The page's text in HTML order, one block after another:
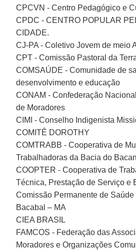
CPCVN - Centro Pedagógico e
CPDC - CENTRO POPULAR
CIDADE.
CJ-PA - Coletivo Jovem de meio
CPT - Comissão Pastoral da
COMSAÚDE - Comunidade de
desenvolvimento e educação
CONAM - Confederação
de Moradores
CIMI - Conselho Indigenista
COMITÊ DOROTHY
COMTRABB - Cooperativa de
Trabalhadoras da Bacia do
COOPTER - Cooperativa de
Técnica, Prestação de Serviço e
Comissão Permanente de
Bacabal – MA
CIEA BRASIL
FAMCOS - Federação das
Moradores e Organizações